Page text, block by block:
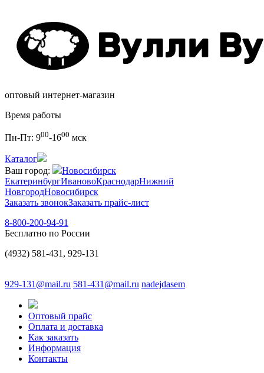
оптовый интернет-магазин
Время работы
Пн-Пт: 900-1600 мск
Каталог
Ваш город:
Новосибирск
ЕкатеринбургИвановоКраснодарНижний
НовгородНовосибирск
Заказать звонокЗаказать прайс-лист
8-800-200-94-91
Бесплатно по России
(4932) 581-431, 929-131
929-131@mail.ru 581-431@mail.ru nadejdasem
Оптовый прайс
Оплата и доставка
Как заказать
Информация
Контакты